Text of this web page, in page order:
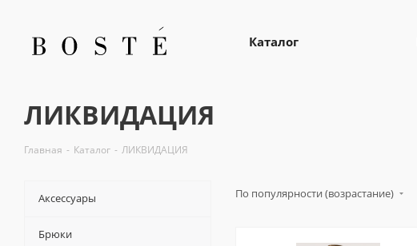
Каталог
ЛИКВИДАЦИЯ
Главная - Каталог - ЛИКВИДАЦИЯ
По популярности (возрастание)
Аксессуары
Брюки